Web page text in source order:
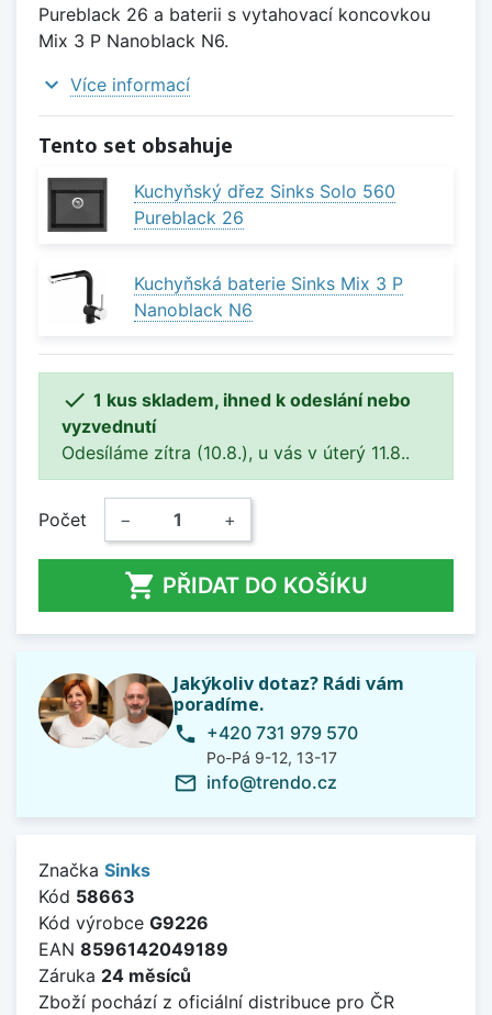
Pureblack 26 a baterii s vytahovací koncovkou
Mix 3 P Nanoblack N6.
expand_more Více informací
Tento set obsahuje
Kuchyňský dřez Sinks Solo 560
Pureblack 26
Kuchyňská baterie Sinks Mix 3 P
Nanoblack N6
 1 kus skladem, ihned k odeslání nebo
vyzvednutí
Odesíláme zítra (10.8.), u vás v úterý 11.8..
Počet − +
 PŘIDAT DO KOŠÍKU
Jakýkoliv dotaz? Rádi vám
poradíme.
phone +420 731 979 570
Po-Pá 9-12, 13-17
mail_outline info@trendo.cz
Značka Sinks
Kód 58663
Kód výrobce G9226
EAN 8596142049189
Záruka 24 měsíců
Zboží pochází z oficiální distribuce pro ČR